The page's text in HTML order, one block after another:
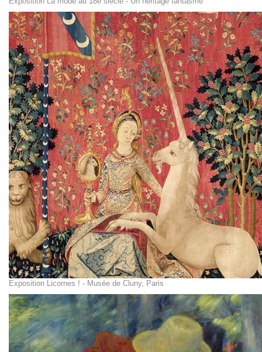
Exposition Licornes ! - Musée de Cluny, Paris